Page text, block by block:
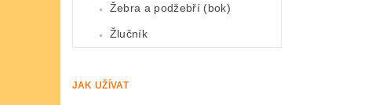
Žebra a podžebří (bok)
Žlučník
JAK UŽÍVAT